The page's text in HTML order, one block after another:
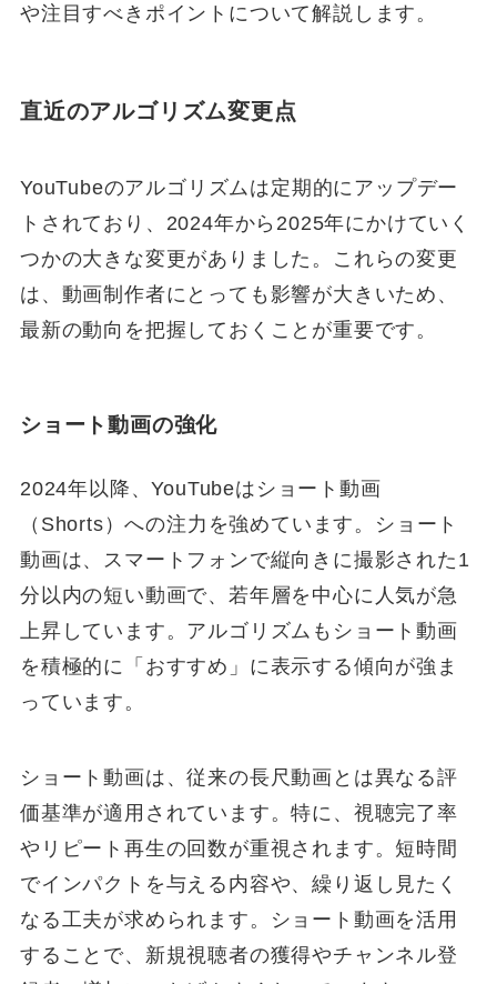
や注目すべきポイントについて解説します。
直近のアルゴリズム変更点
YouTubeのアルゴリズムは定期的にアップデー
トされており、2024年から2025年にかけていく
つかの大きな変更がありました。これらの変更
は、動画制作者にとっても影響が大きいため、
最新の動向を把握しておくことが重要です。
ショート動画の強化
2024年以降、YouTubeはショート動画
（Shorts）への注力を強めています。ショート
動画は、スマートフォンで縦向きに撮影された1
分以内の短い動画で、若年層を中心に人気が急
上昇しています。アルゴリズムもショート動画
を積極的に「おすすめ」に表示する傾向が強ま
っています。
ショート動画は、従来の長尺動画とは異なる評
価基準が適用されています。特に、視聴完了率
やリピート再生の回数が重視されます。短時間
でインパクトを与える内容や、繰り返し見たく
なる工夫が求められます。ショート動画を活用
することで、新規視聴者の獲得やチャンネル登